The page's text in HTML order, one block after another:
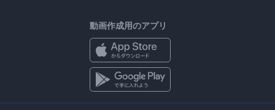
動画作成用のアプリ